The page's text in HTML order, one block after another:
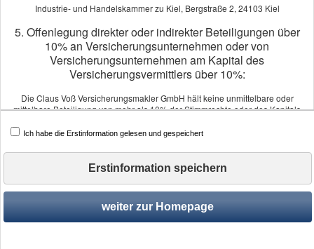
Impressum·Rechtliche Hinweise·Datenschutz·
Industrie- und Handelskammer zu Kiel, Bergstraße 2, 24103 Kiel
5. Offenlegung direkter oder indirekter Beteiligungen über
10% an Versicherungsunternehmen oder von
Versicherungsunternehmen am Kapital des
Versicherungsvermittlers über 10%:
Die Claus Voß Versicherungsmakler GmbH hält keine unmittelbare oder
mittelbare Beteiligung von mehr als 10% der Stimmrechte oder des Kapitals
Ein Versicherungsunternehmen hält keine mittelbare oder unmittelbare
Voß Versicherungsmakler GmbH.
6. Schlichtungsstellen:
Versicherungsombudsmann e.V.
Postfach 08 06 32, 10006 Berlin
Tel.: 0800 3696000 (kostenfrei aus deutschen Telefonnetzen)
Ich habe die Erstinformation gelesen und gespeichert
Erstinformation speichern
weiter zur Homepage